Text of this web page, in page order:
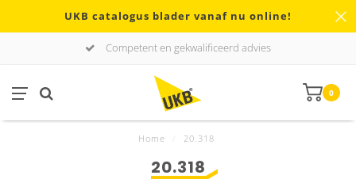
UKB catalogus blader vanaf nu online!
Competent en gekwalificeerd advies
0
Home 20.318
20.318